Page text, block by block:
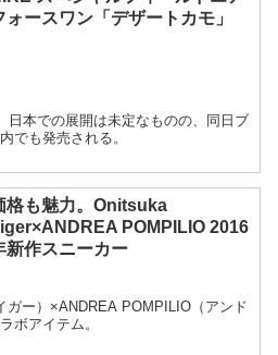
ォースワン「デザートカモ」
日本での展開は未定なものの、同日ブ
でも発売される。
格も魅力。Onitsuka
POMPILIO 2016
新作スニーカー
ガー）×ANDREA POMPILIO（アンド
ボアイテム。